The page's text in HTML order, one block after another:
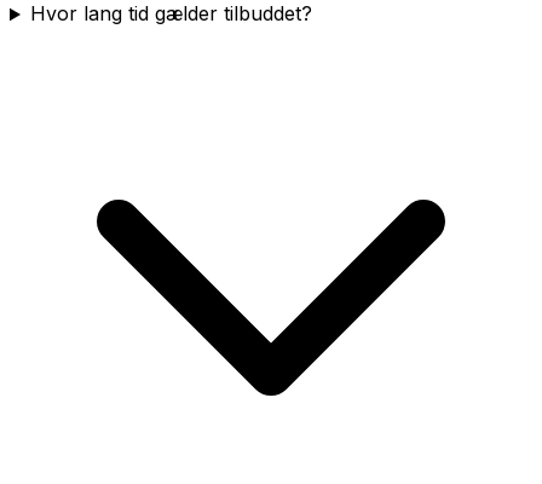
Hvor lang tid gælder tilbuddet?